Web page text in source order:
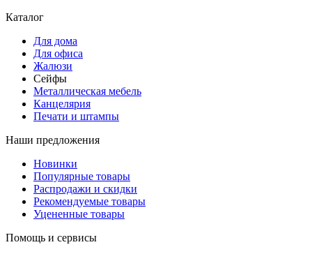
Каталог
Для дома
Для офиса
Жалюзи
Сейфы
Металлическая мебель
Канцелярия
Печати и штампы
Наши предложения
Новинки
Популярные товары
Распродажи и скидки
Рекомендуемые товары
Уцененные товары
Помощь и сервисы